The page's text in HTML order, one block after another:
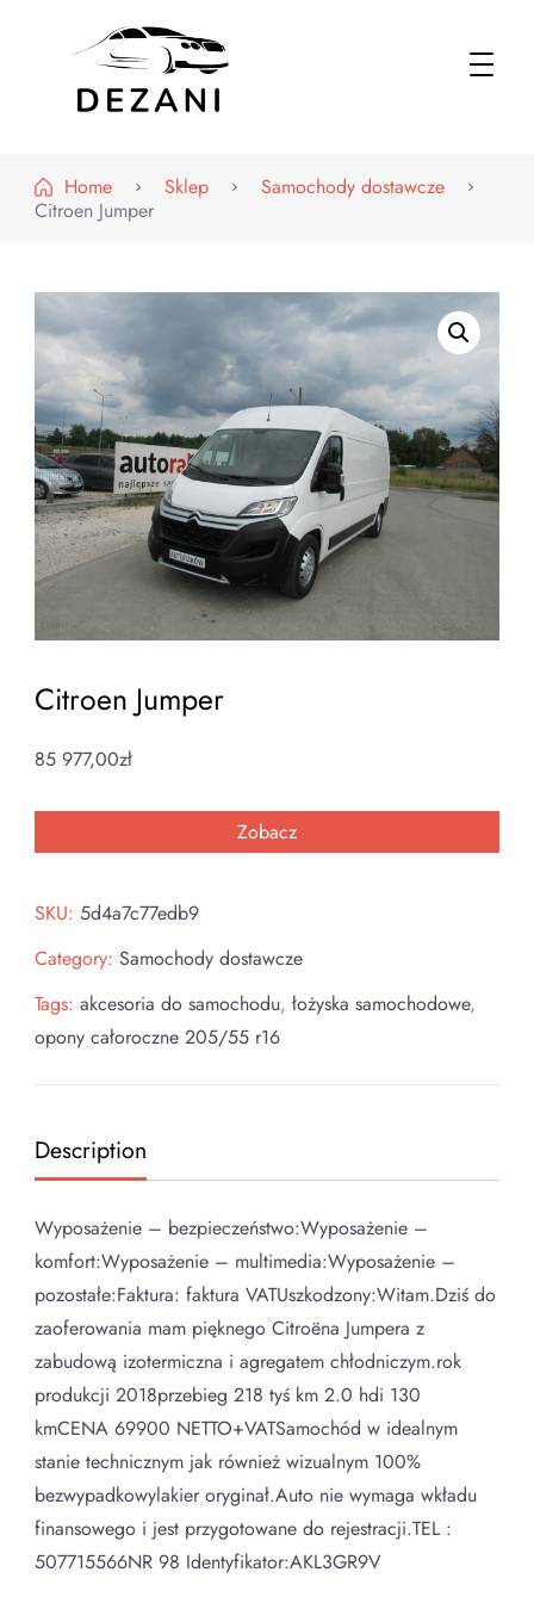
Home
Sklep
Samochody dostawcze
Citroen Jumper
Citroen Jumper
85 977,00zł
Zobacz
SKU: 5d4a7c77edb9
Category: Samochody dostawcze
Tags: akcesoria do samochodu, łożyska samochodowe,
opony całoroczne 205/55 r16
Description
Wyposażenie – bezpieczeństwo:Wyposażenie –
komfort:Wyposażenie – multimedia:Wyposażenie –
pozostałe:Faktura: faktura VATUszkodzony:Witam.Dziś do
zaoferowania mam pięknego Citroëna Jumpera z
zabudową izotermiczna i agregatem chłodniczym.rok
produkcji 2018przebieg 218 tyś km 2.0 hdi 130
kmCENA 69900 NETTO+VATSamochód w idealnym
stanie technicznym jak również wizualnym 100%
bezwypadkowylakier oryginał.Auto nie wymaga wkładu
finansowego i jest przygotowane do rejestracji.TEL :
507715566NR 98 Identyfikator:AKL3GR9V